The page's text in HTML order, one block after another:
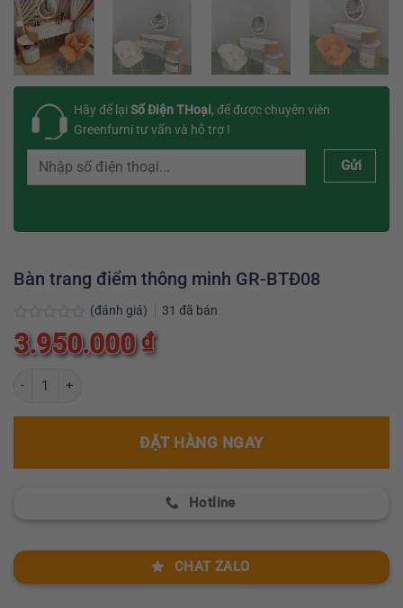
Hãy để lạiSố Điện THoại, để được chuyên viên
Greenfurni tư vấn và hỗ trợ !
Gửi
Bàn trang điểm thông minh GR-BTĐ08
Được
xếp
hạng
(đánh giá) 31 đã bán
3.950.000₫
ĐẶT HÀNG NGAY
Hotline
CHAT ZALO